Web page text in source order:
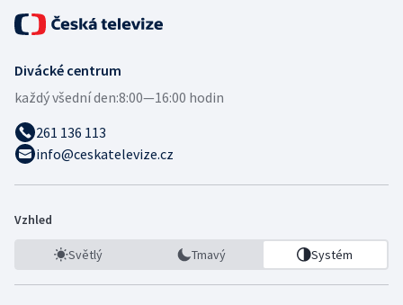
Divácké centrum
každý všední den:8:00—16:00 hodin
261 136 113
info@ceskatelevize.cz
Vzhled
Světlý Tmavý Systém